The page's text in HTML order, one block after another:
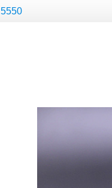
5550